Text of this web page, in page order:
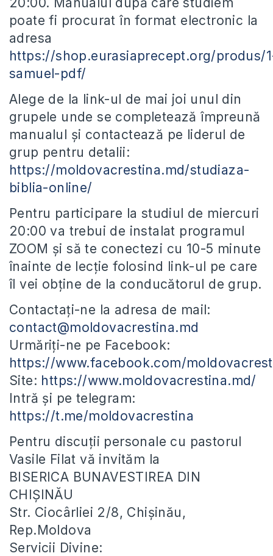
poate fi procurat în format electronic la
adresa
https://shop.eurasiaprecept.org/produs/
samuel-pdf/
Alege de la link-ul de mai joi unul din
grupele unde se completează împreună
manualul și contactează pe liderul de
grup pentru detalii:
https://moldovacrestina.md/studiaza-
biblia-online/
Pentru participare la studiul de miercuri
20:00 va trebui de instalat programul
ZOOM și să te conectezi cu 10-5 minute
înainte de lecție folosind link-ul pe care
îl vei obține de la conducătorul de grup.
Contactați-ne la adresa de mail:
contact@moldovacrestina.md
Urmăriți-ne pe Facebook:
https://www.facebook.com/
Site: https://www.moldovacrestina.md/
Intră și pe telegram:
https://t.me/moldovacrestina
Pentru discuții personale cu pastorul
Vasile Filat vă invităm la
BISERICA BUNAVESTIREA DIN
CHIȘINĂU
Str. Ciocârliei 2/8, Chișinău,
Rep.Moldova
Servicii Divine: